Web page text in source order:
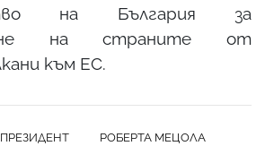
на България за
на страните от
към ЕС.
ПРЕЗИДЕНТ РОБЕРТА МЕЦОЛА